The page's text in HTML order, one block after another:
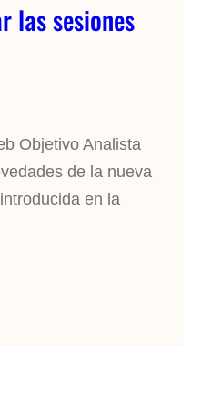
las sesiones
Objetivo Analista
de la nueva
en la